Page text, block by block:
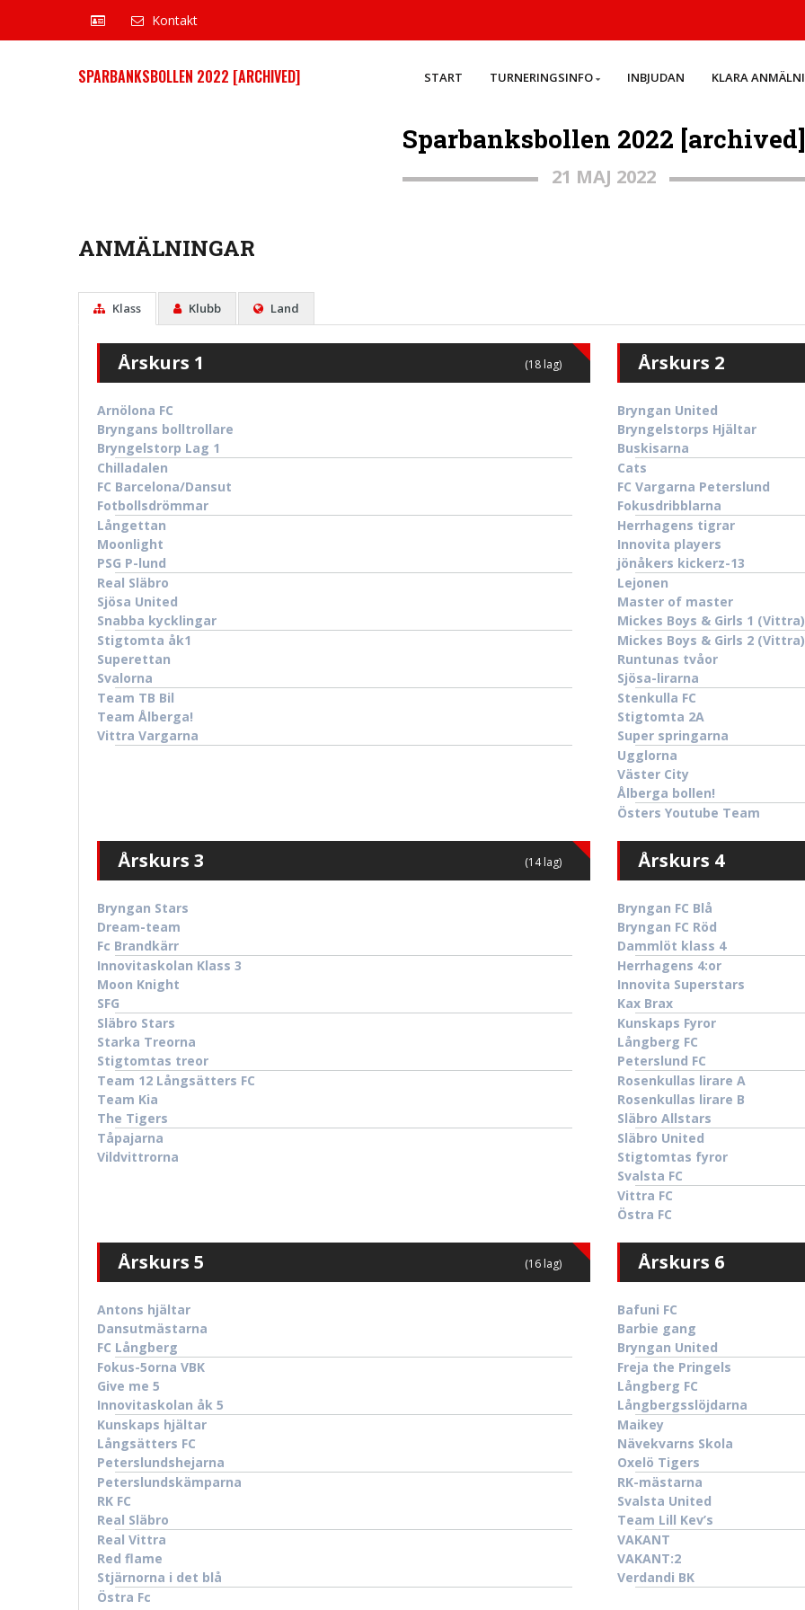
Kontakt
SPARBANKSBOLLEN 2022 [ARCHIVED] START TURNERINGSINFO INBJUDAN KLARA
Sparbanksbollen 2022 [archived]
21 MAJ 2022
ANMÄLNINGAR
Klass Klubb Land
Årskurs 1 (18 lag)
Arnölona FC
Bryngans bolltrollare
Bryngelstorp Lag 1
Chilladalen
FC Barcelona/Dansut
Fotbollsdrömmar
Långettan
Moonlight
PSG P-lund
Real Släbro
Sjösa United
Snabba kycklingar
Stigtomta åk1
Superettan
Svalorna
Team TB Bil
Team Ålberga!
Vittra Vargarna
Årskurs 2
Bryngan United
Bryngelstorps Hjältar
Buskisarna
Cats
FC Vargarna Peterslund
Fokusdribblarna
Herrhagens tigrar
Innovita players
jönåkers kickerz-13
Lejonen
Master of master
Mickes Boys & Girls 1 (Vittra)
Mickes Boys & Girls 2 (Vittra)
Runtunas tvåor
Sjösa-lirarna
Stenkulla FC
Stigtomta 2A
Super springarna
Ugglorna
Väster City
Ålberga bollen!
Östers Youtube Team
Årskurs 3 (14 lag)
Bryngan Stars
Dream-team
Fc Brandkärr
Innovitaskolan Klass 3
Moon Knight
SFG
Släbro Stars
Starka Treorna
Stigtomtas treor
Team 12 Långsätters FC
Team Kia
The Tigers
Tåpajarna
Vildvittrorna
Årskurs 4
Bryngan FC Blå
Bryngan FC Röd
Dammlöt klass 4
Herrhagens 4:or
Innovita Superstars
Kax Brax
Kunskaps Fyror
Långberg FC
Peterslund FC
Rosenkullas lirare A
Rosenkullas lirare B
Släbro Allstars
Släbro United
Stigtomtas fyror
Svalsta FC
Vittra FC
Östra FC
Årskurs 5 (16 lag)
Antons hjältar
Dansutmästarna
FC Långberg
Fokus-5orna VBK
Give me 5
Innovitaskolan åk 5
Kunskaps hjältar
Långsätters FC
Peterslundshejarna
Peterslundskämparna
RK FC
Real Släbro
Real Vittra
Red flame
Stjärnorna i det blå
Östra Fc
Årskurs 6
Bafuni FC
Barbie gang
Bryngan United
Freja the Pringels
Långberg FC
Långbergsslöjdarna
Maikey
Nävekvarns Skola
Oxelö Tigers
RK-mästarna
Svalsta United
Team Lill Kev’s
VAKANT
VAKANT:2
Verdandi BK